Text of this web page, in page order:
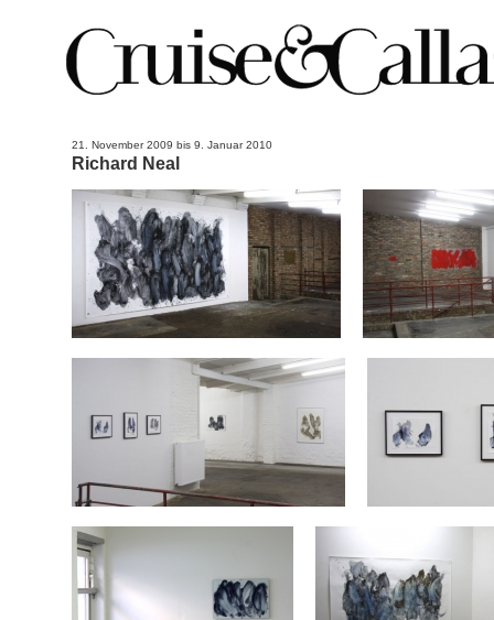
21. November 2009 bis 9. Januar 2010
Richard Neal